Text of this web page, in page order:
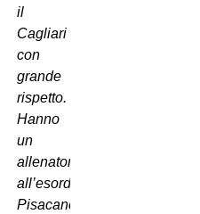
il
Cagliari
con
grande
rispetto.
Hanno
un
allenatore
all’esordio,
Pisacane,